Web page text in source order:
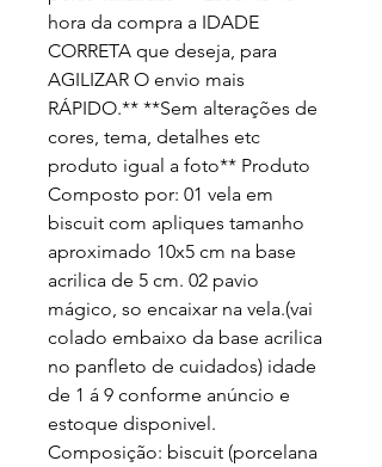
hora da compra a IDADE
CORRETA que deseja, para
AGILIZAR O envio mais
RÁPIDO.** **Sem alterações de
cores, tema, detalhes etc
produto igual a foto** Produto
Composto por: 01 vela em
biscuit com apliques tamanho
aproximado 10x5 cm na base
acrilica de 5 cm. 02 pavio
mágico, so encaixar na vela.(vai
colado embaixo da base acrilica
no panfleto de cuidados) idade
de 1 á 9 conforme anúncio e
estoque disponivel.
Composição: biscuit (porcelana